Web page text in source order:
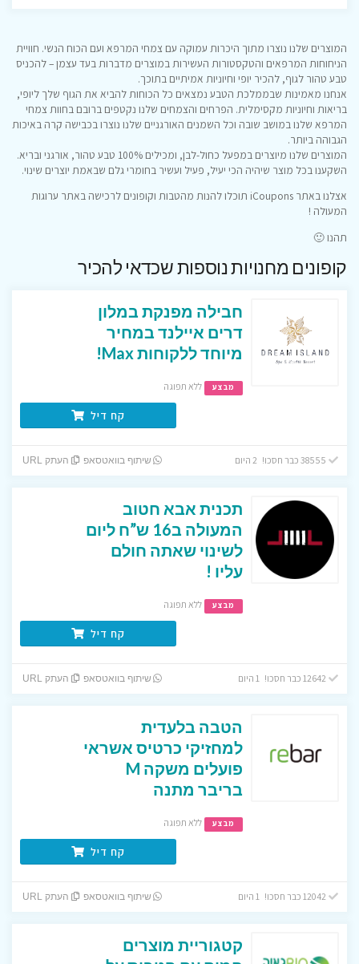
המוצרים שלנו נוצרו מתוך היכרות עמוקה עם צמחי המרפא ועם הכוח הנשי. חוויית
הניחוחות המרפאים והטקסטורות העשירות במוצרים מדברות בעד עצמן – להכניס
טבע טהור לגוף, להכיר יופי וחיוניות אמיתיים בתוכך.
אנחנו מאמינות שבממלכת הטבע נמצאים כל הכוחות להביא את הגוף שלך ליופי,
בריאות וחיוניות מקסימלית. הפרחים והצמחים שלנו נקטפים ברובם בחוות צמחי
המרפא שלנו במושב שובה וכל השמנים האורגניים שלנו נוצרו בכבישה קרה באיכות
הגבוהה ביותר.
המוצרים שלנו מיוצרים במפעל כחול-לבן, ומכילים 100% טבע טהור, אורגני ובריא.
השקענו בכל מוצר שיהיה הכי יעיל, פעיל ועשיר בחומרי גלם שבאמת יוצרים שינוי.
אצלנו באתר iCoupons תוכלו להנות מהטבות וקופונים לרכישה באתר ערוגות
המעולה !
תהנו 🙂
קופונים מחנויות נוספות שכדאי להכיר
חבילה מפנקת במלון
דרים איילנד במחיר
מיוחד ללקוחות Max!
מבצע ללא תפוגה
קח דיל
שיתוף בוואטסאפ העתק URL
תכנית אבא חטוב
המעולה ב16 ש”ח ליום
לשינוי שאתה חולם
עליו !
מבצע ללא תפוגה
קח דיל
12642 כבר חסכו! 1 היום שיתוף בוואטסאפ העתק URL
הטבה בלעדית
למחזיקי כרטיס אשראי
פועלים משקה M
בריבר מתנה
מבצע ללא תפוגה
קח דיל
12042 כבר חסכו! 1 היום שיתוף בוואטסאפ העתק URL
קטגוריית מוצרים